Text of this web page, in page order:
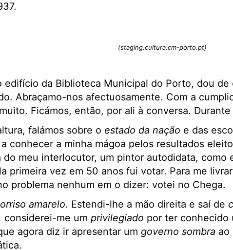
(staging.cultura.cm-porto.pt)
edifício da Biblioteca Municipal do Porto, dou de
Abraçamo-nos afectuosamente. Com a
Ficámos, então, por ali à conversa.
falámos sobre o estado da nação e das
conhecer a minha mágoa pelos resultados
do meu interlocutor, um pintor autodidata, como
primeira vez em 50 anos fui votar. Para me
problema nenhum em o dizer: votei no Chega.
amarelo. Estendi-lhe a mão direita e saí de
considerei-me um privilegiado por ter conhecido
agora diz ir apresentar um governo sombra ao